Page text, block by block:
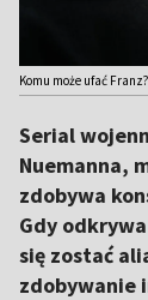
Komu może ufać
Serial
Nuemanna,
zdobywa
Gdy
się zostać
zdobywanie